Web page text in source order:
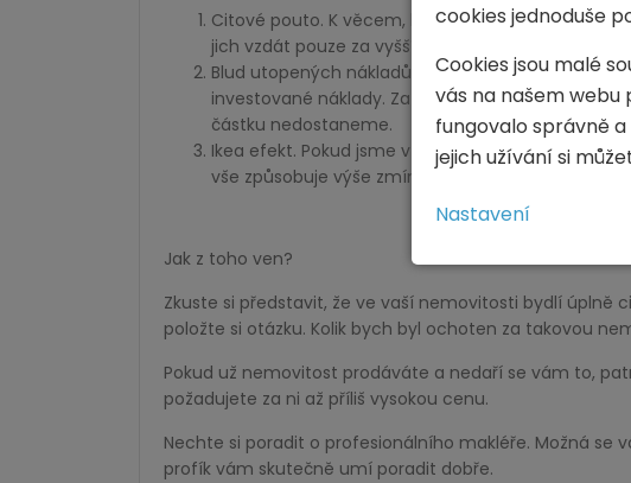
Citové pouto. K věcem, které vlastníme si
jich vzdát pouze za vyšší částku, která nám tento
Blud utopených nákladů. Jako vlastnící míváme
investované náklady. Za kuchyňskou linku v
částku nedostaneme.
Ikea efekt. Pokud jsme v nemovitosti sami
vše způsobuje výše zmíněný efekt o nereálné
Jak z toho ven?
Zkuste si představit, že ve vaší nemovitosti bydlí úplně
položte si otázku. Kolik bych byl ochoten za takovou
Pokud už nemovitost prodáváte a nedaří se vám to,
požadujete za ni až příliš vysokou cenu.
Nechte si poradit o profesionálního makléře. Možná se
profík vám skutečně umí poradit dobře.
cookies jednoduše
Cookies jsou malé
vás na našem
fungovalo správně
jejich užívání si
Nastavení